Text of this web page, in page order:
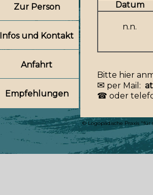
Zur Person
Infos und Kontakt
Anfahrt
Empfehlungen
Datum
n.n.
Bitte hier
✉ per Mail: at
☎ oder
© Logopädische Praxis